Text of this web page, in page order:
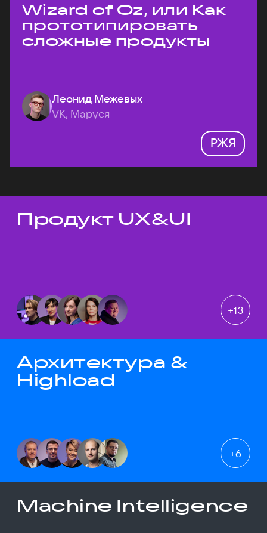
Wizard of Oz, или Как
прототипировать
сложные продукты
Леонид Межевых
VK, Маруся
РЖЯ
Темы докладов
Продукт UX&UI
+13
Архитектура &
Highload
+6
Machine Intelligence